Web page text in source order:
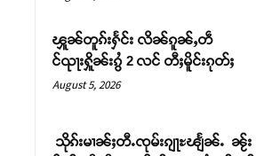
ၾူၼ်တူၵ်းႁႅင်း လိၼ်ၵူၼ်ႇတဵ
င်ၺႃးႁိူၼ်းၵွႆ 2 လင် တီႈမိူင်းၵုတ်ႈ
August 5, 2026
သိုၵ်းမၢၼ်ႈတီႉၸုမ်းၵျႃႊၽျႅၼ်ႉ ၼႂ်း